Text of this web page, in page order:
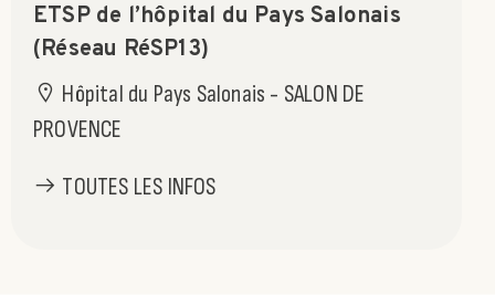
ETSP de l’hôpital du Pays Salonais
(Réseau RéSP13)
Hôpital du Pays Salonais - SALON DE
PROVENCE
TOUTES LES INFOS